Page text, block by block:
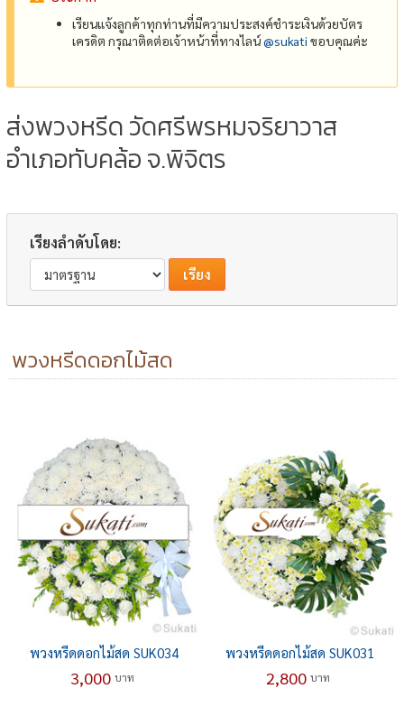
เรียนแจ้งลูกค้าทุกท่านที่มีความประสงค์ชำระเงินด้วยบัตร
เครดิต กรุณาติดต่อเจ้าหน้าที่ทางไลน์@‌sukati ขอบคุณค่ะ
ส่งพวงหรีด วัดศรีพรหมจริยาวาส
อำเภอทับคล้อ จ.พิจิตร
เรียงลำดับโดย:
พวงหรีดดอกไม้สด
พวงหรีดดอกไม้สด SUK034
3,000 บาท
พวงหรีดดอกไม้สด SUK031
2,800 บาท